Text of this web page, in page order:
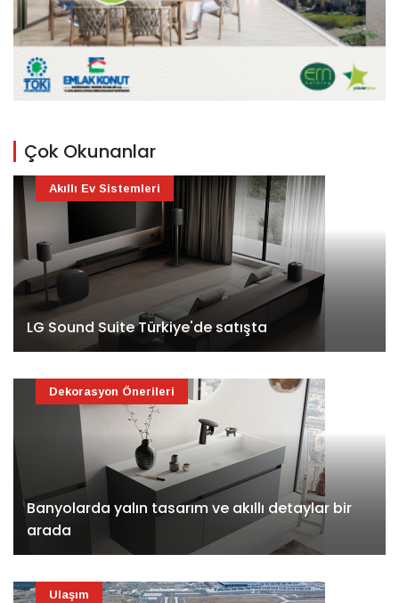
Çok Okunanlar
LG Sound Suite Türkiye'de satışta
Akıllı Ev Sistemleri
Banyolarda yalın tasarım ve akıllı detaylar bir
arada
Dekorasyon Önerileri
Ulaşım